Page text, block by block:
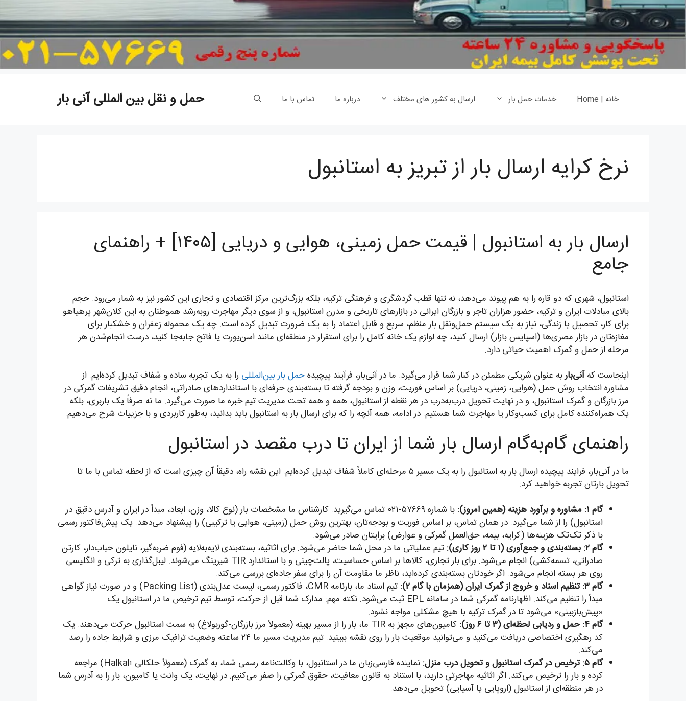
حمل و نقل بین المللی آنی بار خانه | Home خدمات حمل بار ارسال به کشور های مختلف درباره ما تماس با ما
نرخ کرایه ارسال بار از تبریز به استانبول
ارسال بار به استانبول | قیمت حمل زمینی، هوایی و دریایی [۱۴۰۵] + راهنمای
جامع
استانبول، شهری که دو قاره را به هم پیوند می‌دهد، نه تنها قطب گردشگری و فرهنگی ترکیه، بلکه بزرگ‌ترین مرکز اقتصادی و تجاری این کشور نیز به شمار می‌رود. حجم
بالای مبادلات ایران و ترکیه، حضور هزاران تاجر و بازرگان ایرانی در بازارهای تاریخی و مدرن استانبول، و از سوی دیگر مهاجرت روبه‌رشد هموطنان به این کلان‌شهر پرهیاهو
برای کار، تحصیل یا زندگی، نیاز به یک سیستم حمل‌ونقل بار منظم، سریع و قابل اعتماد را به یک ضرورت تبدیل کرده است. چه یک محموله زعفران و خشکبار برای
مغازه‌تان در بازار مصری‌ها (اسپایس بازار) ارسال کنید، چه لوازم یک خانه کامل را برای استقرار در منطقه‌ای مانند اسن‌یورت یا فاتح جابه‌جا کنید، درست انجام‌شدن هر
مرحله از حمل و گمرک اهمیت حیاتی دارد.
اینجاست کهآنی‌باربه عنوان شریکی مطمئن در کنار شما قرار می‌گیرد. ما در آنی‌بار، فرآیند پیچیدهحمل بار بین‌المللی را به یک تجربه ساده و شفاف تبدیل کرده‌ایم. از
مشاوره انتخاب روش حمل (هوایی، زمینی، دریایی) بر اساس فوریت، وزن و بودجه گرفته تا بسته‌بندی حرفه‌ای با استانداردهای صادراتی، انجام دقیق تشریفات گمرکی در
مرز بازرگان و گمرک استانبول، و در نهایت تحویل درب‌به‌درب در هر نقطه از استانبول، همه و همه تحت مدیریت تیم خبره ما صورت می‌گیرد. ما نه صرفاً یک باربری، بلکه
یک همراه‌کننده کامل برای کسب‌وکار یا مهاجرت شما هستیم. در ادامه، همه آنچه را که برای ارسال بار به استانبول باید بدانید، به‌طور کاربردی و با جزییات شرح می‌دهیم.
راهنمای گام‌به‌گام ارسال بار شما از ایران تا درب مقصد در استانبول
ما در آنی‌بار، فرایند پیچیده ارسال بار به استانبول را به یک مسیر ۵ مرحله‌ای کاملاً شفاف تبدیل کرده‌ایم. این نقشه راه، دقیقاً آن چیزی است که از لحظه تماس با ما تا
تحویل بارتان تجربه خواهید کرد:
گام ۱: مشاوره و برآورد هزینه (همین امروز):
با شماره ۵۷۶۶۹-۰۲۱ تماس می‌گیرید. کارشناس ما مشخصات بار (نوع کالا، وزن، ابعاد، مبدأ در ایران و آدرس دقیق در
استانبول) را از شما می‌گیرد. در همان تماس، بر اساس فوریت و بودجه‌تان، بهترین روش حمل (زمینی، هوایی یا ترکیبی) را پیشنهاد می‌دهد. یک پیش‌فاکتور رسمی
با ذکر تک‌تک هزینه‌ها (کرایه، بیمه، حق‌العمل گمرکی و عوارض) برایتان صادر می‌شود.
گام ۲: بسته‌بندی و جمع‌آوری (۱ تا ۲ روز کاری):
تیم عملیاتی ما در محل شما حاضر می‌شود. برای اثاثیه، بسته‌بندی لایه‌به‌لایه (فوم ضربه‌گیر، نایلون حباب‌دار، کارتن
صادراتی، تسمه‌کشی) انجام می‌شود. برای بار تجاری، کالاها بر اساس حساسیت، پالت‌چینی و با استاندارد TIR شیرینگ می‌شوند. لیبل‌گذاری به ترکی و انگلیسی
روی هر بسته انجام می‌شود. اگر خودتان بسته‌بندی کرده‌اید، ناظر ما مقاومت آن را برای سفر جاده‌ای بررسی می‌کند.
گام ۳: تنظیم اسناد و خروج از گمرک ایران (همزمان با گام ۲):
تیم اسناد ما، بارنامه CMR، فاکتور رسمی، لیست عدل‌بندی (Packing List) و در صورت نیاز گواهی
مبدأ را تنظیم می‌کند. اظهارنامه گمرکی شما در سامانه EPL ثبت می‌شود. نکته مهم: مدارک شما قبل از حرکت، توسط تیم ترخیص ما در استانبول یک
«پیش‌بازبینی» می‌شود تا در گمرک ترکیه با هیچ مشکلی مواجه نشود.
گام ۴: حمل و ردیابی لحظه‌ای (۳ تا ۶ روز):
کامیون‌های مجهز به TIR ما، بار را از مسیر بهینه (معمولاً مرز بازرگان-گوربولاغ) به سمت استانبول حرکت می‌دهند. یک
کد رهگیری اختصاصی دریافت می‌کنید و می‌توانید موقعیت بار را روی نقشه ببینید. تیم مدیریت مسیر ما ۲۴ ساعته وضعیت ترافیک مرزی و شرایط جاده را رصد
می‌کند.
گام ۵: ترخیص در گمرک استانبول و تحویل درب منزل:
نماینده فارسی‌زبان ما در استانبول، با وکالت‌نامه رسمی شما، به گمرک (معمولاً حلکالی Halkalı) مراجعه
کرده و بار را ترخیص می‌کند. اگر اثاثیه مهاجرتی دارید، با استناد به قانون معافیت، حقوق گمرکی را صفر می‌کنیم. در نهایت، یک وانت یا کامیون، بار را به آدرس شما
در هر منطقه‌ای از استانبول (اروپایی یا آسیایی) تحویل می‌دهد.